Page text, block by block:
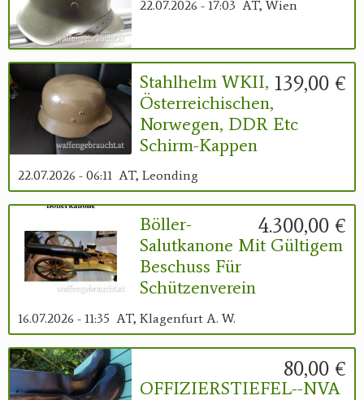
22.07.2026 - 17:03 AT, Wien
139,00 €
Stahlhelm WKII,
Österreichischen,
Norwegen, DDR Etc
Schirm-Kappen
22.07.2026 - 06:11 AT, Leonding
4.300,00 €
Böller-
Salutkanone Mit Gültigem
Beschuss Für
Schützenverein
16.07.2026 - 11:35 AT, Klagenfurt A. W.
80,00 €
OFFIZIERSTIEFEL--NVA